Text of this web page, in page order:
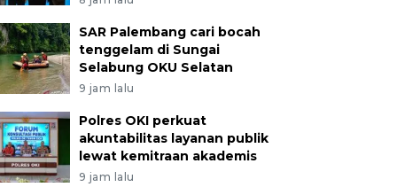
SAR Palembang cari bocah
tenggelam di Sungai
Selabung OKU Selatan
9 jam lalu
Polres OKI perkuat
akuntabilitas layanan publik
lewat kemitraan akademis
9 jam lalu